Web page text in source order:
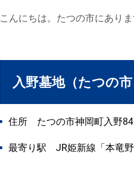
こんにちは。たつの市にあり
入野墓地（たつの
住所 たつの市神岡町入野
最寄り駅 JR姫新線「本竜